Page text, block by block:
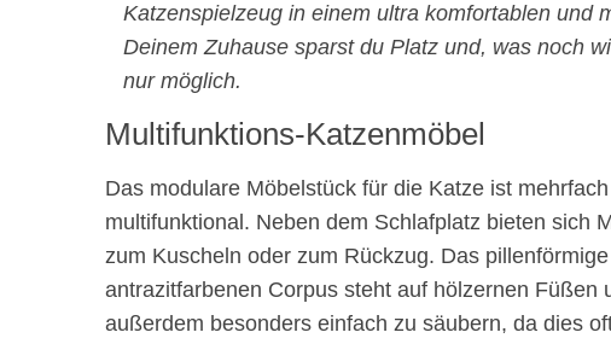
Katzenspielzeug in einem ultra komfortablen und
Deinem Zuhause sparst du Platz und, was noch
nur möglich.
Multifunktions-Katzenmöbel
Das modulare Möbelstück für die Katze ist
multifunktional. Neben dem Schlafplatz bieten sich
zum Kuscheln oder zum Rückzug. Das
antrazitfarbenen Corpus steht auf hölzernen
außerdem besonders einfach zu säubern, da dies